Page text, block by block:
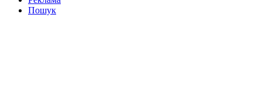
Пошук